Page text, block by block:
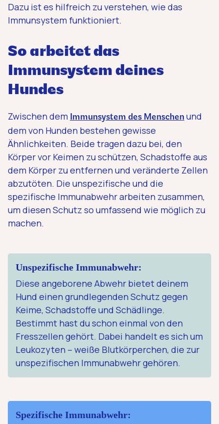
Dazu ist es hilfreich zu verstehen, wie das
Immunsystem funktioniert.
So arbeitet das
Immunsystem deines
Hundes
Zwischen dem Immunsystem des Menschen und
dem von Hunden bestehen gewisse
Ähnlichkeiten. Beide tragen dazu bei, den
Körper vor Keimen zu schützen, Schadstoffe aus
dem Körper zu entfernen und veränderte Zellen
abzutöten. Die unspezifische und die
spezifische Immunabwehr arbeiten zusammen,
um diesen Schutz so umfassend wie möglich zu
machen.
Unspezifische Immunabwehr:
Diese angeborene Abwehr bietet deinem
Hund einen grundlegenden Schutz gegen
Keime, Schadstoffe und Schädlinge.
Bestimmt hast du schon einmal von den
Fresszellen gehört. Dabei handelt es sich um
Leukozyten – weiße Blutkörperchen, die zur
unspezifischen Immunabwehr gehören.
Spezifische Immunabwehr: